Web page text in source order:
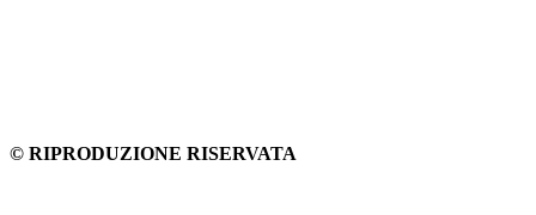
© RIPRODUZIONE RISERVATA